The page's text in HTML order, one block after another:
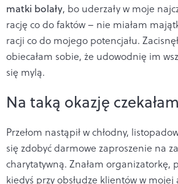
matki bolały, bo uderzały w moje
rację co do faktów – nie miałam
racji co do mojego potencjału.
obiecałam sobie, że udowodnię im
się mylą.
Na taką okazję
Przełom nastąpił w chłodny,
się zdobyć darmowe zaproszenie na
charytatywną. Znałam organizatorkę,
kiedyś przy obsłudze klientów w